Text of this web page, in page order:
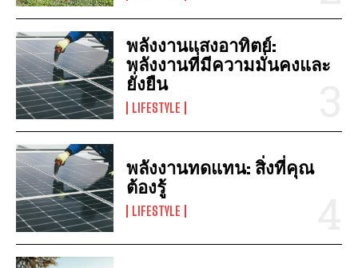
พลังงานแสงอาทิตย์:
พลังงานที่มีความมั่นคงและ
ยั่งยืน
LIFESTYLE
พลังงานทดแทน: สิ่งที่คุณ
ต้องรู้
LIFESTYLE